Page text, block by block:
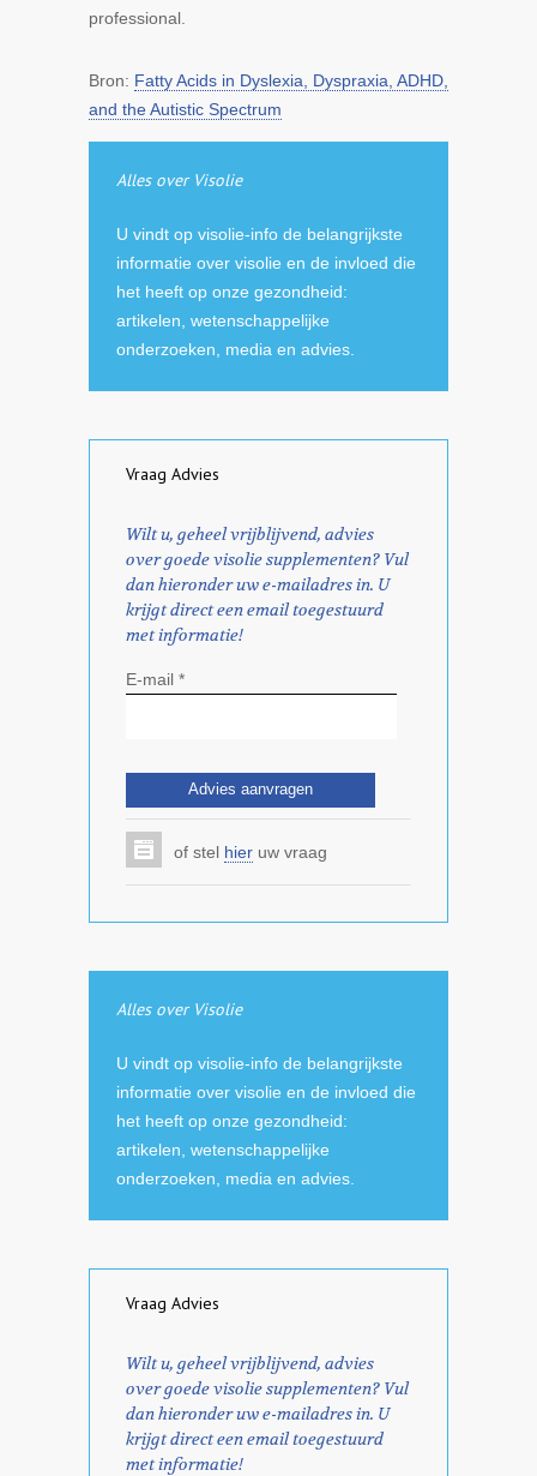
professional.
Bron: Fatty Acids in Dyslexia, Dyspraxia, ADHD,
and the Autistic Spectrum
Alles over Visolie
U vindt op visolie-info de belangrijkste
informatie over visolie en de invloed die
het heeft op onze gezondheid:
artikelen, wetenschappelijke
onderzoeken, media en advies.
Vraag Advies
Wilt u, geheel vrijblijvend, advies
over goede visolie supplementen? Vul
dan hieronder uw e-mailadres in. U
krijgt direct een email toegestuurd
met informatie!
E-mail *
of stel hier uw vraag
Alles over Visolie
U vindt op visolie-info de belangrijkste
informatie over visolie en de invloed die
het heeft op onze gezondheid:
artikelen, wetenschappelijke
onderzoeken, media en advies.
Vraag Advies
Wilt u, geheel vrijblijvend, advies
over goede visolie supplementen? Vul
dan hieronder uw e-mailadres in. U
krijgt direct een email toegestuurd
met informatie!